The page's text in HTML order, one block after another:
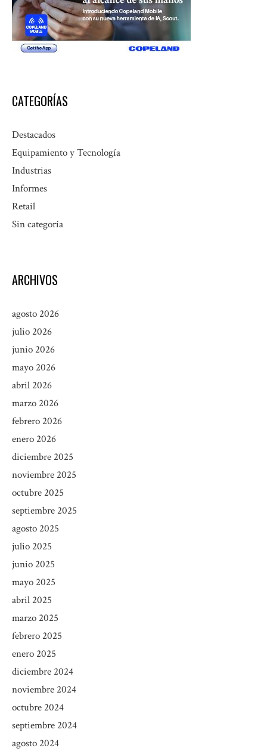
CATEGORÍAS
Destacados
Equipamiento y Tecnología
Industrias
Informes
Retail
Sin categoría
ARCHIVOS
agosto 2026
julio 2026
junio 2026
mayo 2026
abril 2026
marzo 2026
febrero 2026
enero 2026
diciembre 2025
noviembre 2025
octubre 2025
septiembre 2025
agosto 2025
julio 2025
junio 2025
mayo 2025
abril 2025
marzo 2025
febrero 2025
enero 2025
diciembre 2024
noviembre 2024
octubre 2024
septiembre 2024
agosto 2024